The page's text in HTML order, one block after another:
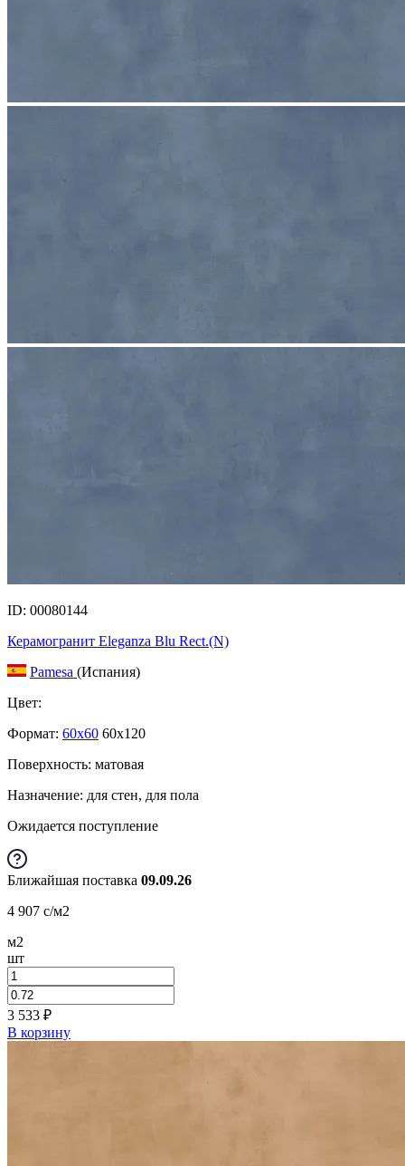
ID: 00080144
Керамогранит Eleganza Blu Rect.(N)
Pamesa (Испания)
Цвет:
Формат: 60x60 60x120
Поверхность: матовая
Назначение: для стен, для пола
Ожидается поступление
Ближайшая поставка 09.09.26
4 907 c/м2
м2
шт
3 533 ₽
В корзину